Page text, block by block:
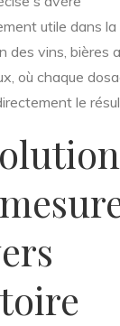
utile dans la
des vins, bières
où chaque
le